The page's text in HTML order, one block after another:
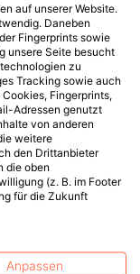
auf unserer Website.
Daneben
Fingerprints sowie
unsere Seite besucht
zu
Tracking sowie auch
Fingerprints,
Adressen genutzt
von anderen
weitere
den Drittanbieter
die oben
(z. B. im Footer
für die Zukunft
Anpassen